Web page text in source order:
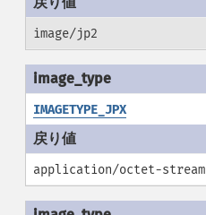
image/jp2
IMAGETYPE_JPX
application/octet-stream